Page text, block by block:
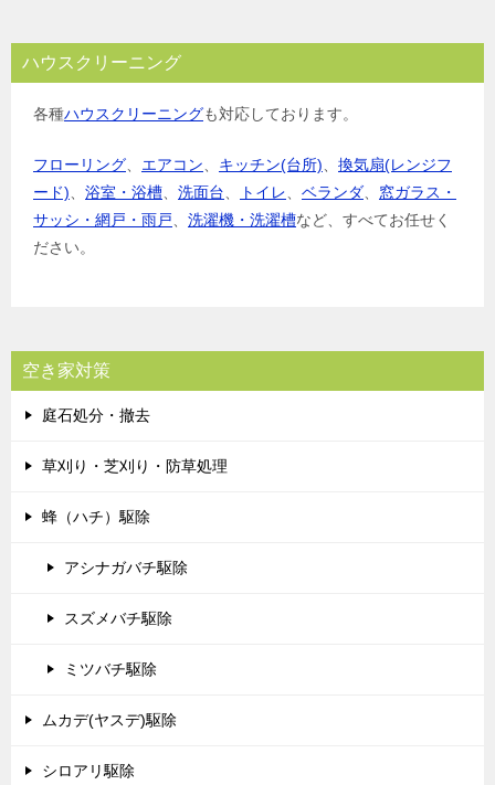
ハウスクリーニング
各種ハウスクリーニングも対応しております。
フローリング エアコン キッチン(台所)
換気扇(レンジフ
ード)
浴室・浴槽 洗面台 トイレ ベランダ
窓ガラス・
サッシ・網戸・雨戸
洗濯機・洗濯槽など、すべてお任せく
ださい。
空き家対策
庭石処分・撤去
草刈り・芝刈り・防草処理
蜂（ハチ）駆除
アシナガバチ駆除
スズメバチ駆除
ミツバチ駆除
ムカデ(ヤスデ)駆除
シロアリ駆除